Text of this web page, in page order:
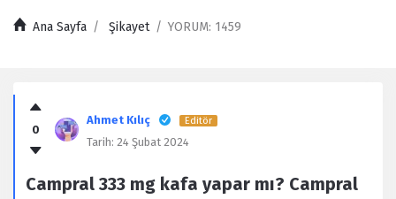
Ana Sayfa / Şikayet / YORUM: 1459
Kullanıcı
Yorumları
Latest
0
Ahmet Kılıç Editör
Tarih: 24 Şubat 2024
Campral 333 mg kafa yapar mı? Campral